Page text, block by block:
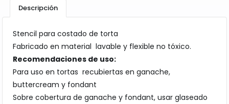
Descripción
Stencil para costado de torta
Fabricado en material lavable y flexible no tóxico.
Recomendaciones de uso:
Para uso en tortas recubiertas en ganache,
buttercream y fondant
Sobre cobertura de ganache y fondant, usar glaseado